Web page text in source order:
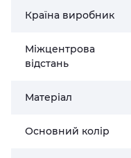
Країна виробник
Міжцентрова
відстань
Матеріал
Основний колір